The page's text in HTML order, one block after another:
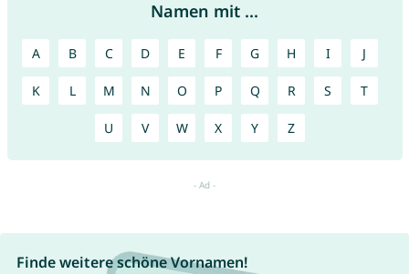
Namen mit ...
A B C D E F G H I J
K L M N O P Q R S T
U V W X Y Z
Finde weitere schöne Vornamen!